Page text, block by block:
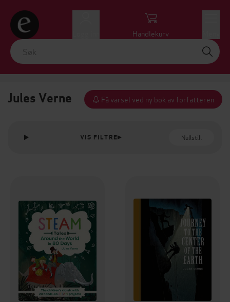
Handlekurv
Jules Verne Få varsel ved ny bok av forfatteren
VIS FILTRE Nullstill